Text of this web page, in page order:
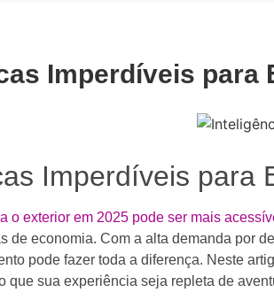
Imperdíveis para
Imperdíveis para
o exterior em 2025 pode ser mais
de economia. Com a alta demanda por
pode fazer toda a diferença. Neste
que sua experiência seja repleta de